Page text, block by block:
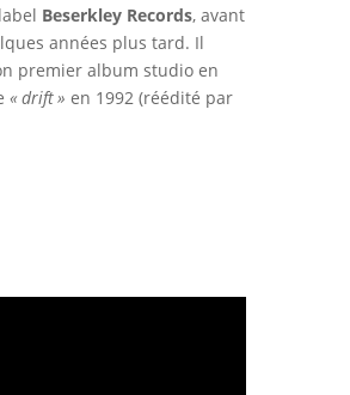
Beserkley Records, avant
années plus tard. Il
premier album studio en
« drift » en 1992 (réédité par